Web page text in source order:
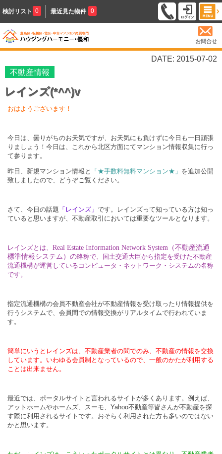
検討リスト 0 最近見た物件 0
お問合せ
DATE: 2015-07-02
不動産情報
レインズ(*^^)v
おはようございます！
今日は、曇りがちのお天気ですが、お天気にも負けずに今日も一日頑張
りましょう！今日は、これから北区方面にてマンション情報収集に行っ
て参ります。
昨日、新規マンション情報と 「★手数料無料マンション★」 を追加公開
致しましたので、どうぞご覧ください。
さて、今日の話題 「レインズ」 です。レインズって知っている方は知っ
ていると思いますが、不動産取引においては重要なツールとなります。
レインズとは、 Real Estate Information Network System （不動産流通
標準情報システム）の略称で、国土交通大臣から指定を受けた不動産
流通機構が運営しているコンピュータ・ネットワーク・システムの名称
です。
指定流通機構の会員不動産会社が不動産情報を受け取ったり情報提供を
行うシステムで、会員間での情報交換がリアルタイムで行われていま
す。
簡単にいうとレインズは、不動産業者の間でのみ、不動産の情報を交換
しています。いわゆる会員制となっているので、一般のかたが利用する
ことは出来ません。
最近では、ポータルサイトと言われるサイトが多くあります。例えば、
アットホームやホームズ、スーモ、Yahoo不動産等皆さんが不動産を探
す際に利用されるサイトです。おそらく利用された方も多いのではない
かと思います。